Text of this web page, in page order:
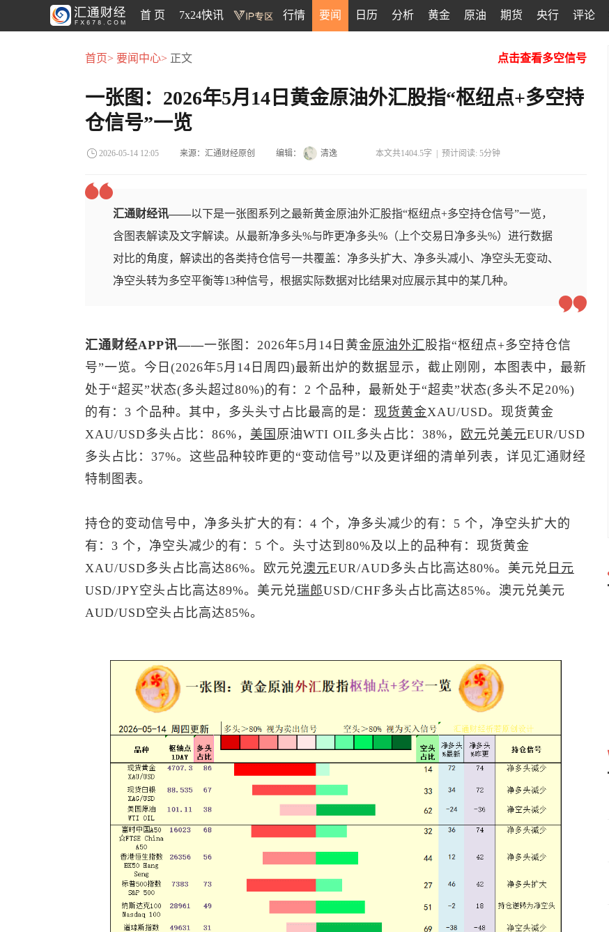
首 页 7x24快讯 行情 要闻 日历 分析 黄金 原油 期货 央行 评论
首页> 要闻中心> 正文 点击查看多空信号
一张图：2026年5月14日黄金原油外汇股指“枢纽点+多空持
仓信号”一览
2026-05-14 12:05 来源：汇通财经原创 编辑： 清逸 本文共1404.5字 |预计阅读: 5分钟
汇通财经讯——以下是一张图系列之最新黄金原油外汇股指“枢纽点+多空持仓信号”一览，
含图表解读及文字解读。从最新净多头%与昨更净多头%（上个交易日净多头%）进行数据
对比的角度，解读出的各类持仓信号一共覆盖：净多头扩大、净多头减小、净空头无变动、
净空头转为多空平衡等13种信号，根据实际数据对比结果对应展示其中的某几种。
汇通财经APP讯——一张图：2026年5月14日黄金原油外汇股指“枢纽点+多空持仓信
号”一览。今日(2026年5月14日周四)最新出炉的数据显示，截止刚刚，本图表中，最新
处于“超买”状态(多头超过80%)的有：2 个品种，最新处于“超卖”状态(多头不足20%)
的有：3 个品种。其中，多头头寸占比最高的是： 现货黄金XAU/USD。 现货黄金
XAU/USD多头占比：86%， 美国 原油WTI OIL多头占比：38%， 欧元兑美元EUR/USD
多头占比：37%。这些品种较昨更的“变动信号”以及更详细的清单列表，详见汇通财经
特制图表。
持仓的变动信号中，净多头扩大的有：4 个，净多头减少的有：5 个，净空头扩大的
有：3 个，净空头减少的有：5 个。头寸达到80%及以上的品种有： 现货黄金
XAU/USD多头占比高达86%。欧元兑澳元EUR/AUD多头占比高达80%。 美元兑 日元
USD/JPY空头占比高达89%。 美元兑瑞郎USD/CHF多头占比高达85%。 澳元兑美元
AUD/USD空头占比高达85%。